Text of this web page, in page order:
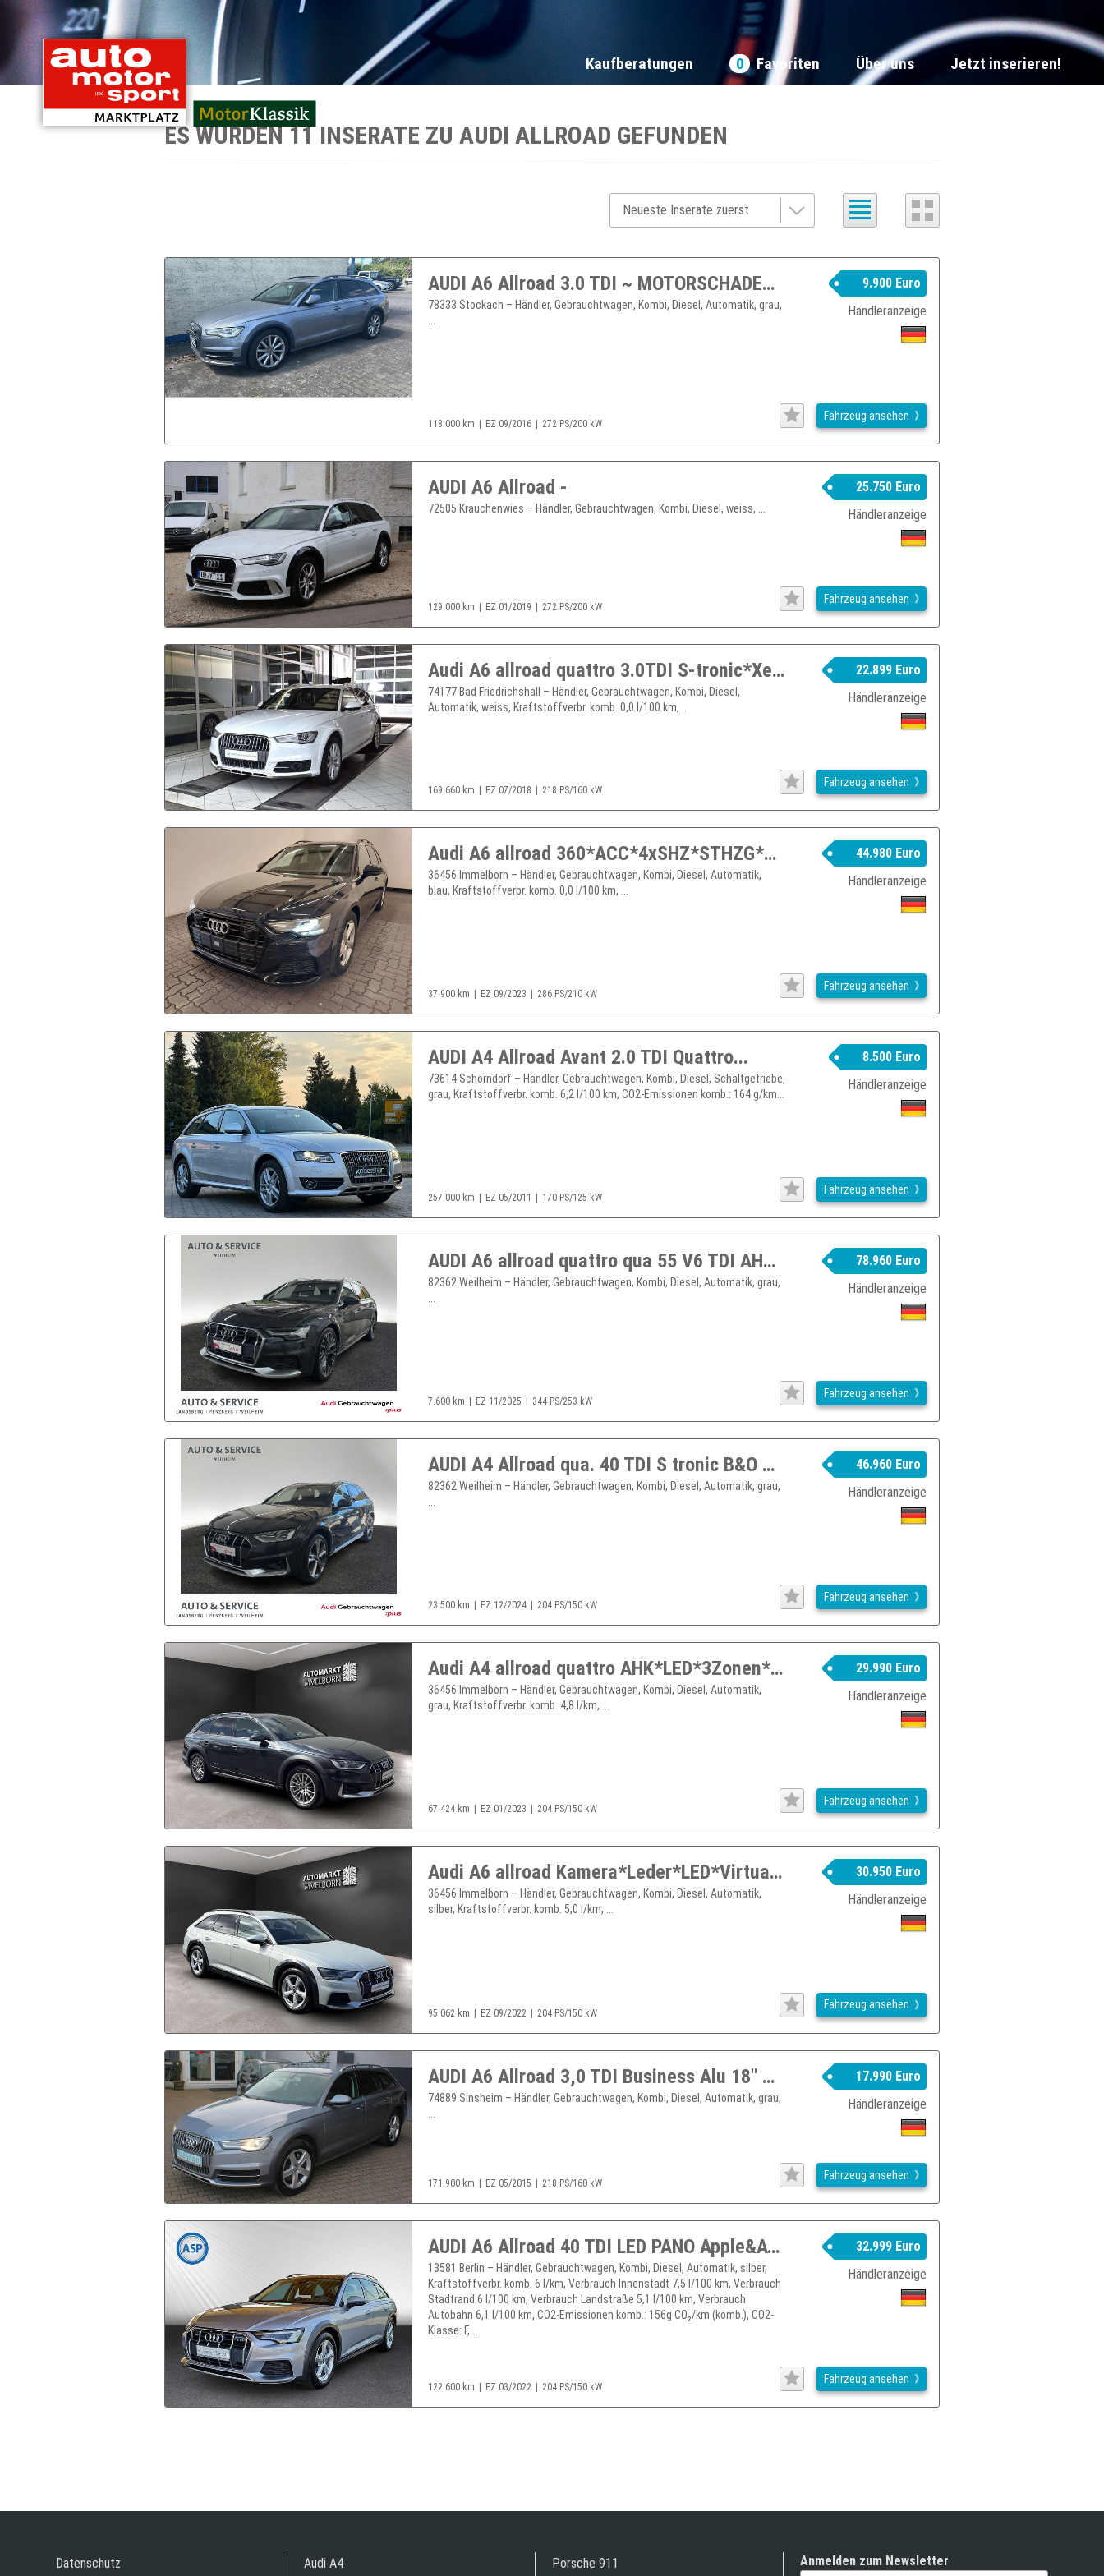
Kaufberatungen 0 Favoriten Über uns Jetzt inserieren!
ES WURDEN 11 INSERATE ZU AUDI ALLROAD GEFUNDEN
AUDI A6 Allroad 3.0 TDI ~ MOTORSCHADEN ~...
78333 Stockach – Händler, Gebrauchtwagen, Kombi, Diesel, Automatik, grau,
9.900 Euro
Händleranzeige
118.000 km EZ 09/2016 272 PS/200 kW
Fahrzeug ansehen
AUDI A6 Allroad -
72505 Krauchenwies – Händler, Gebrauchtwagen, Kombi, Diesel, weiss, ...
25.750 Euro
Händleranzeige
129.000 km EZ 01/2019 272 PS/200 kW
Fahrzeug ansehen
Audi A6 allroad quattro 3.0TDI S-tronic*Xenon*BOSE*Leder
74177 Bad Friedrichshall – Händler, Gebrauchtwagen, Kombi, Diesel,
Automatik, weiss, Kraftstoffverbr. komb. 0,0 l/100 km, ...
22.899 Euro
Händleranzeige
169.660 km EZ 07/2018 218 PS/160 kW
Fahrzeug ansehen
Audi A6 allroad 360*ACC*4xSHZ*STHZG*Virtual*Memory*18
36456 Immelborn – Händler, Gebrauchtwagen, Kombi, Diesel, Automatik,
blau, Kraftstoffverbr. komb. 0,0 l/100 km, ...
44.980 Euro
Händleranzeige
37.900 km EZ 09/2023 286 PS/210 kW
Fahrzeug ansehen
AUDI A4 Allroad Avant 2.0 TDI Quattro...
73614 Schorndorf – Händler, Gebrauchtwagen, Kombi, Diesel, Schaltgetriebe,
grau, Kraftstoffverbr. komb. 6,2 l/100 km, CO2-Emissionen komb.: 164 g/km...
8.500 Euro
Händleranzeige
257.000 km EZ 05/2011 170 PS/125 kW
Fahrzeug ansehen
AUDI A6 allroad quattro qua 55 V6 TDI AHK B&O Matrix Pano SDH
82362 Weilheim – Händler, Gebrauchtwagen, Kombi, Diesel, Automatik, grau,
...
78.960 Euro
Händleranzeige
7.600 km EZ 11/2025 344 PS/253 kW
Fahrzeug ansehen
AUDI A4 Allroad qua. 40 TDI S tronic B&O Matrix Pano
82362 Weilheim – Händler, Gebrauchtwagen, Kombi, Diesel, Automatik, grau,
...
46.960 Euro
Händleranzeige
23.500 km EZ 12/2024 204 PS/150 kW
Fahrzeug ansehen
Audi A4 allroad quattro AHK*LED*3Zonen*Sound*Spur*LM
36456 Immelborn – Händler, Gebrauchtwagen, Kombi, Diesel, Automatik,
grau, Kraftstoffverbr. komb. 4,8 l/km, ...
29.990 Euro
Händleranzeige
67.424 km EZ 01/2023 204 PS/150 kW
Fahrzeug ansehen
Audi A6 allroad Kamera*Leder*LED*Virtual*Sound*AHK*AC
36456 Immelborn – Händler, Gebrauchtwagen, Kombi, Diesel, Automatik,
silber, Kraftstoffverbr. komb. 5,0 l/km, ...
30.950 Euro
Händleranzeige
95.062 km EZ 09/2022 204 PS/150 kW
Fahrzeug ansehen
AUDI A6 Allroad 3,0 TDI Business Alu 18" AHK 1.Hd
74889 Sinsheim – Händler, Gebrauchtwagen, Kombi, Diesel, Automatik, grau,
17.990 Euro
Händleranzeige
171.900 km EZ 05/2015 218 PS/160 kW
Fahrzeug ansehen
AUDI A6 Allroad 40 TDI LED PANO Apple&Andro RFK STHZ A6 Allroad
13581 Berlin – Händler, Gebrauchtwagen, Kombi, Diesel, Automatik, silber,
Kraftstoffverbr. komb. 6 l/km, Verbrauch Innenstadt 7,5 l/100 km, Verbrauch
Stadtrand 6 l/100 km, Verbrauch Landstraße 5,1 l/100 km, Verbrauch
Autobahn 6,1 l/100 km, CO2-Emissionen komb.: 156g CO₂/km (komb.), CO2-
Klasse: F, ...
32.999 Euro
Händleranzeige
122.600 km EZ 03/2022 204 PS/150 kW
Fahrzeug ansehen
Datenschutz Audi A4 Porsche 911 Anmelden zum Newsletter